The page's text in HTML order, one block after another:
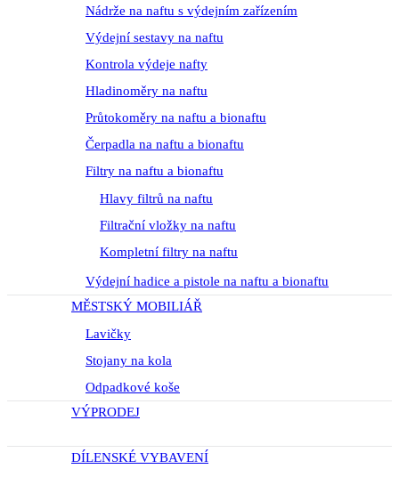
Nádrže na naftu s výdejním zařízením
Výdejní sestavy na naftu
Kontrola výdeje nafty
Hladinoměry na naftu
Průtokoměry na naftu a bionaftu
Čerpadla na naftu a bionaftu
Filtry na naftu a bionaftu
Hlavy filtrů na naftu
Filtrační vložky na naftu
Kompletní filtry na naftu
Výdejní hadice a pistole na naftu a bionaftu
MĚSTSKÝ MOBILIÁŘ
Lavičky
Stojany na kola
Odpadkové koše
VÝPRODEJ
DÍLENSKÉ VYBAVENÍ